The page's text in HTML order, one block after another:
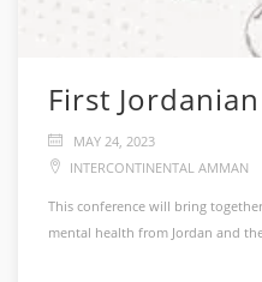
MAY 24, 2023
INTERCONTINENTAL AMMAN
This conference will bring
mental health from Jordan and